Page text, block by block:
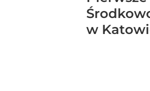
w